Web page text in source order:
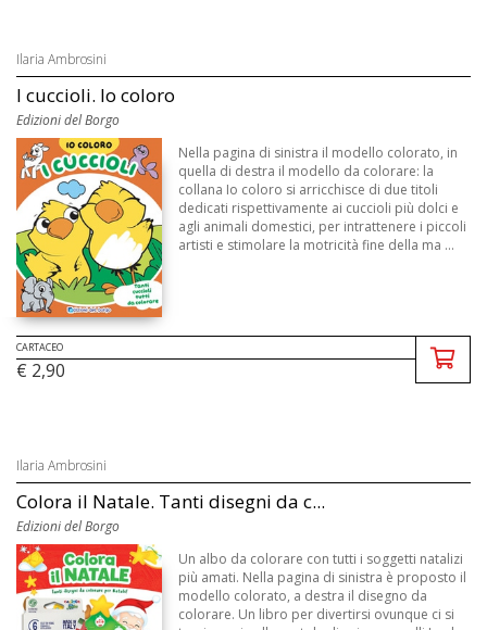
Ilaria Ambrosini
I cuccioli. Io coloro
Edizioni del Borgo
Nella pagina di sinistra il modello colorato, in
quella di destra il modello da colorare: la
collana Io coloro si arricchisce di due titoli
dedicati rispettivamente ai cuccioli più dolci e
agli animali domestici, per intrattenere i piccoli
artisti e stimolare la motricità fine della ma ...
CARTACEO
€ 2,90
Ilaria Ambrosini
Colora il Natale. Tanti disegni da c...
Edizioni del Borgo
Un albo da colorare con tutti i soggetti natalizi
più amati. Nella pagina di sinistra è proposto il
modello colorato, a destra il disegno da
colorare. Un libro per divertirsi ovunque ci si